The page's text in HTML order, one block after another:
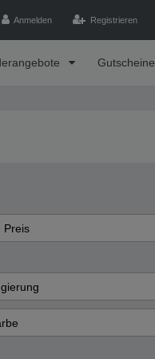
Anmelden Registrieren
Gutscheine
Preis